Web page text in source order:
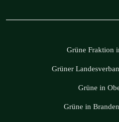
Grüne Fraktion
Grüner
Grüne in
Grüne in